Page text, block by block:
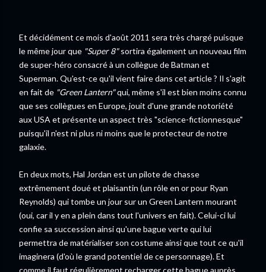
Et décidément ce mois d'août 2011 sera très chargé puisque
le même jour que "Super 8"sortira également un nouveau film
de super-héro consacré à un collègue de Batman et
Superman. Qu'est-ce qu'il vient faire dans cet article ? Il s'agit
en fait de "Green Lantern"qui, même s'il est bien moins connu
que ses collègues en Europe, jouit d'une grande notoriété
aux USA et présente un aspect très "science-fictionnesque"
puisqu'il n'est ni plus ni moins que le protecteur de notre
galaxie.
En deux mots, Hal Jordan est un pilote de chasse
extrêmement doué et plaisantin (un rôle en or pour Ryan
Reynolds) qui tombe un jour sur un Green Lantern mourant
(oui, car il y en a plein dans tout l'univers en fait). Celui-ci lui
confie sa succession ainsi qu'une bague verte qui lui
permettra de matérialiser son costume ainsi que tout ce qu'il
imaginera (d'où le grand potentiel de ce personnage). Et
comme il faut régulièrement recharger cette bague auprès